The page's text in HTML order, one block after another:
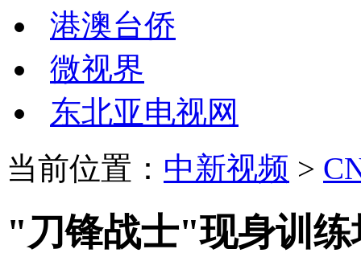
港澳台侨
微视界
东北亚电视网
当前位置： 中新视频 >
"刀锋战士"现身训练